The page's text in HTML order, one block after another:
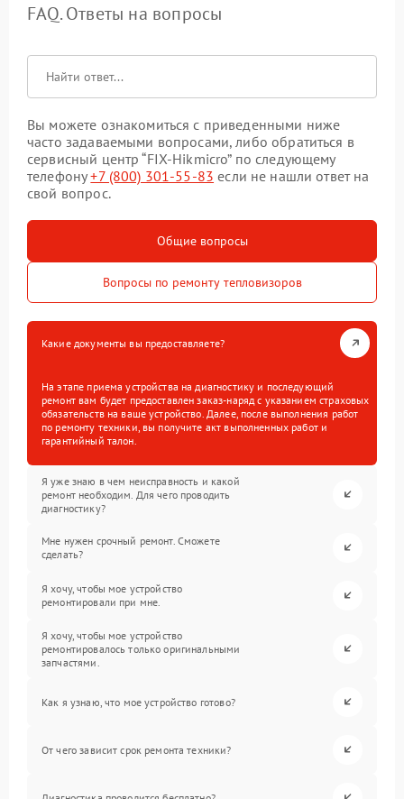
FAQ. Ответы на вопросы
Вы можете ознакомиться с приведенными ниже
часто задаваемыми вопросами, либо обратиться в
сервисный центр “FIX-Hikmicro” по следующему
телефону+7 (800) 301-55-83 если не нашли ответ на
свой вопрос.
Общие вопросы
Вопросы по ремонту тепловизоров
Какие документы вы предоставляете?
На этапе приема устройства на диагностику и последующий
ремонт вам будет предоставлен заказ-наряд с указанием страховых
обязательств на ваше устройство. Далее, после выполнения работ
по ремонту техники, вы получите акт выполненных работ и
гарантийный талон.
Я уже знаю в чем неисправность и какой
ремонт необходим. Для чего проводить
диагностику?
Мне нужен срочный ремонт. Сможете
сделать?
Я хочу, чтобы мое устройство
ремонтировали при мне.
Я хочу, чтобы мое устройство
ремонтировалось только оригинальными
запчастями.
Как я узнаю, что мое устройство готово?
От чего зависит срок ремонта техники?